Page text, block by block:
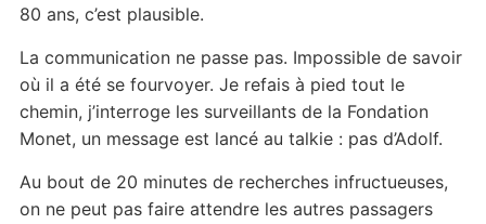
80 ans, c’est plausible.
La communication ne passe pas. Impossible de savoir
où il a été se fourvoyer. Je refais à pied tout le
chemin, j’interroge les surveillants de la Fondation
Monet, un message est lancé au talkie : pas d’Adolf.
Au bout de 20 minutes de recherches infructueuses,
on ne peut pas faire attendre les autres passagers